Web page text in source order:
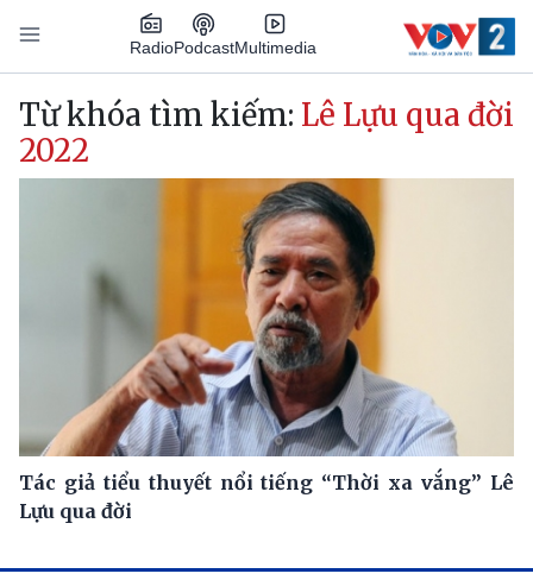
Nhảy đến nội dung
RadioPodcastMultimedia
Main navigation
Từ khóa tìm kiếm: Lê Lựu qua đời
2022
Tác giả tiểu thuyết nổi tiếng “Thời xa vắng” Lê
Lựu qua đời